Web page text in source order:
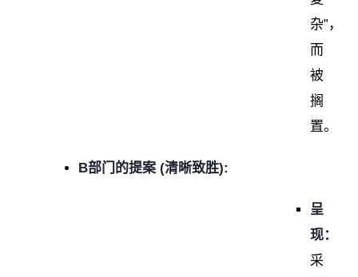
杂”，
而
被
搁
置。
B部门的提案 (清晰致胜):
呈
现：
采